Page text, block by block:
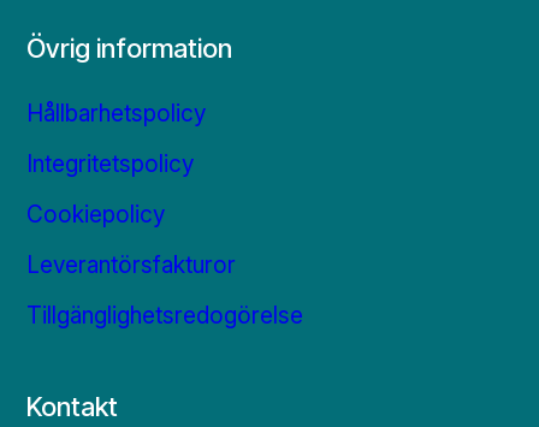
Övrig information
Hållbarhetspolicy
Integritetspolicy
Cookiepolicy
Leverantörsfakturor
Tillgänglighetsredogörelse
Kontakt